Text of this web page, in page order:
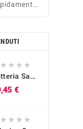
   
Batteria Samsung Originale EB-BG973ABU Per Galaxy S10 (SM-G973)
€
   